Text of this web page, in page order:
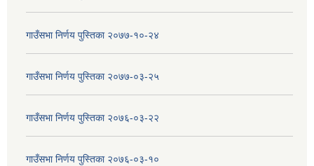
गाउँसभा निर्णय पुस्तिका २०७७-१०-२४
गाउँसभा निर्णय पुस्तिका २०७७-०३-२५
गाउँसभा निर्णय पुस्तिका २०७६-०३-२२
गाउँसभा निर्णय पुस्तिका २०७६-०३-१०